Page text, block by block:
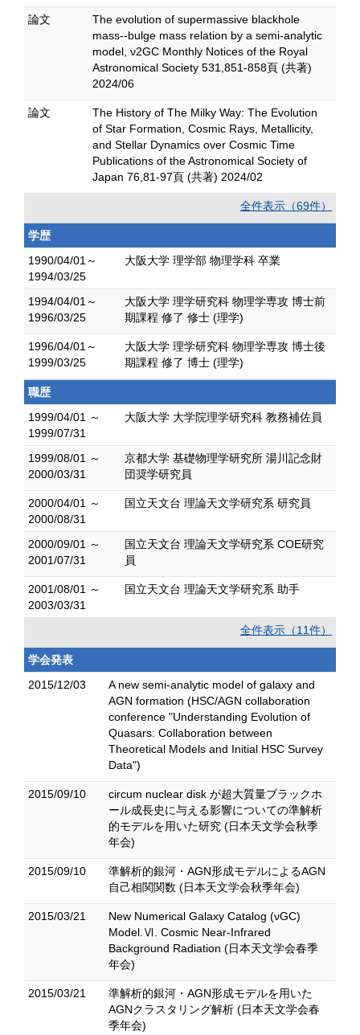
論文
The evolution of supermassive blackhole
mass--bulge mass relation by a semi-analytic
model, ν2GC Monthly Notices of the Royal
Astronomical Society 531,851-858頁 (共著)
2024/06
論文
The History of The Milky Way: The Evolution
of Star Formation, Cosmic Rays, Metallicity,
and Stellar Dynamics over Cosmic Time
Publications of the Astronomical Society of
Japan 76,81-97頁 (共著) 2024/02
全件表示（69件）
学歴
1990/04/01～
1994/03/25
大阪大学 理学部 物理学科 卒業
1994/04/01～
1996/03/25
大阪大学 理学研究科 物理学専攻 博士前
期課程 修了 修士 (理学)
1996/04/01～
1999/03/25
大阪大学 理学研究科 物理学専攻 博士後
期課程 修了 博士 (理学)
職歴
1999/04/01 ～
1999/07/31
大阪大学 大学院理学研究科 教務補佐員
1999/08/01 ～
2000/03/31
京都大学 基礎物理学研究所 湯川記念財
団奨学研究員
2000/04/01 ～
2000/08/31
国立天文台 理論天文学研究系 研究員
2000/09/01 ～
2001/07/31
国立天文台 理論天文学研究系 COE研究
員
2001/08/01 ～
2003/03/31
国立天文台 理論天文学研究系 助手
全件表示（11件）
学会発表
2015/12/03
A new semi-analytic model of galaxy and
AGN formation (HSC/AGN collaboration
conference "Understanding Evolution of
Quasars: Collaboration between
Theoretical Models and Initial HSC Survey
Data")
2015/09/10
circum nuclear disk が超大質量ブラックホ
ール成長史に与える影響についての準解析
的モデルを用いた研究 (日本天文学会秋季
年会)
2015/09/10
準解析的銀河・AGN形成モデルによるAGN
自己相関関数 (日本天文学会秋季年会)
2015/03/21
New Numerical Galaxy Catalog (νGC)
Model.Ⅵ. Cosmic Near-Infrared
Background Radiation (日本天文学会春季
年会)
2015/03/21
準解析的銀河・AGN形成モデルを用いた
AGNクラスタリング解析 (日本天文学会春
季年会)